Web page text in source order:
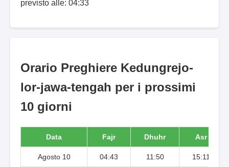
previsto alle: 04:33
Orario Preghiere Kedungrejo-
lor-jawa-tengah per i prossimi
10 giorni
Data Fajr Dhuhr Asr
Agosto 10 04:43 11:50 15:11